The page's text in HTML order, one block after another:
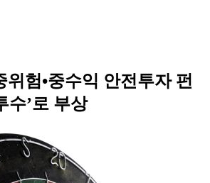
위험•중수익 안전투자 펀
수’로 부상